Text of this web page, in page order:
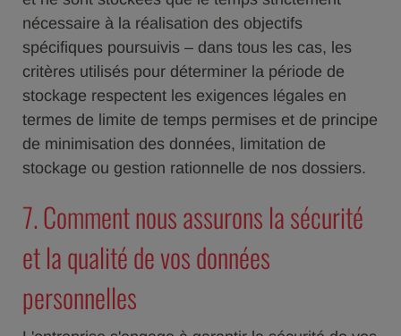
nécessaire à la réalisation des objectifs
spécifiques poursuivis – dans tous les cas, les
critères utilisés pour déterminer la période de
stockage respectent les exigences légales en
termes de limite de temps permises et de principe
de minimisation des données, limitation de
stockage ou gestion rationnelle de nos dossiers.
7. Comment nous assurons la sécurité
et la qualité de vos données
personnelles